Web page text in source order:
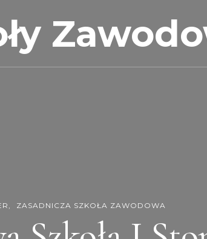
ZASADNICZA SZKOŁA ZAWODOWA